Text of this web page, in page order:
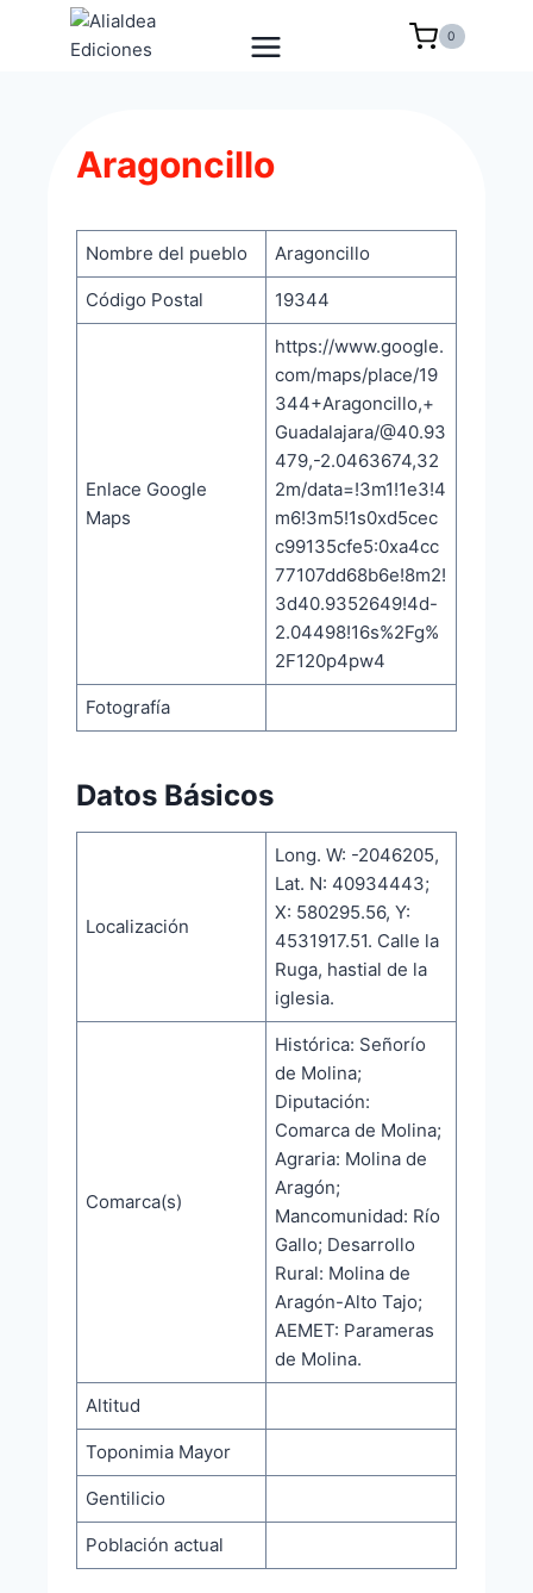
0
Aragoncillo
Nombre del pueblo Aragoncillo
Código Postal 19344
Enlace Google
Maps
https://www.google.
com/maps/place/19
344+Aragoncillo,+
Guadalajara/@40.93
479,-2.0463674,32
2m/data=!3m1!1e3!4
m6!3m5!1s0xd5cec
c99135cfe5:0xa4cc
77107dd68b6e!8m2!
3d40.9352649!4d-
2.04498!16s%2Fg%
2F120p4pw4
Fotografía
Datos Básicos
Localización
Long. W: -2046205,
Lat. N: 40934443;
X: 580295.56, Y:
4531917.51. Calle la
Ruga, hastial de la
iglesia.
Comarca(s)
Histórica: Señorío
de Molina;
Diputación:
Comarca de Molina;
Agraria: Molina de
Aragón;
Mancomunidad: Río
Gallo; Desarrollo
Rural: Molina de
Aragón-Alto Tajo;
AEMET: Parameras
de Molina.
Altitud
Toponimia Mayor
Gentilicio
Población actual